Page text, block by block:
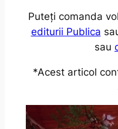
Puteți comanda
editurii Publica
sau
*Acest articol